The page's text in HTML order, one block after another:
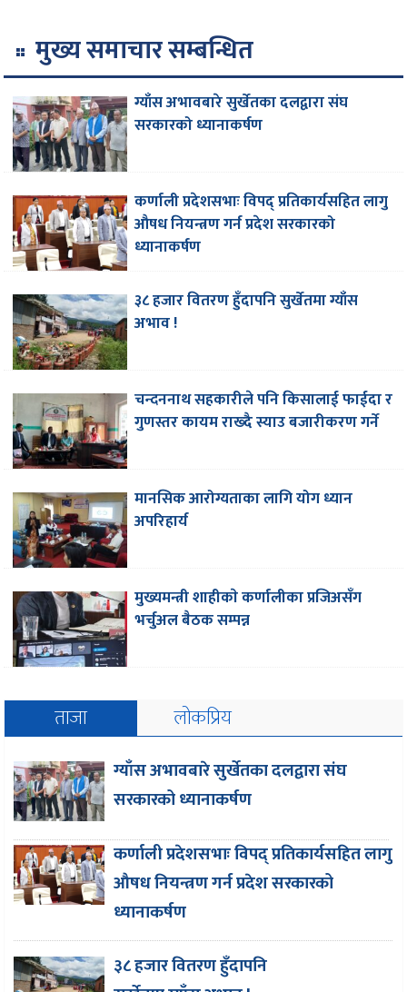
मुख्य समाचार सम्बन्धित
ग्याँस अभावबारे सुर्खेतका दलद्वारा संघ
सरकारको ध्यानाकर्षण
कर्णाली प्रदेशसभाः विपद् प्रतिकार्यसहित लागु
औषध नियन्त्रण गर्न प्रदेश सरकारको
ध्यानाकर्षण
३८ हजार वितरण हुँदापनि सुर्खेतमा ग्याँस
अभाव !
चन्दननाथ सहकारीले पनि किसालाई फाईदा र
गुणस्तर कायम राख्दै स्याउ बजारीकरण गर्ने
मानसिक आरोग्यताका लागि योग ध्यान
अपरिहार्य
मुख्यमन्त्री शाहीकाे कर्णालीका प्रजिअसँग
भर्चुअल बैठक सम्पन्न
ताजा लोकप्रिय
ग्याँस अभावबारे सुर्खेतका दलद्वारा संघ
सरकारको ध्यानाकर्षण
कर्णाली प्रदेशसभाः विपद् प्रतिकार्यसहित लागु
औषध नियन्त्रण गर्न प्रदेश सरकारको
ध्यानाकर्षण
३८ हजार वितरण हुँदापनि